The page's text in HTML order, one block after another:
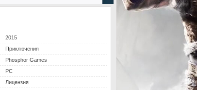
2015
Приключения
Phosphor Games
PC
Лицензия